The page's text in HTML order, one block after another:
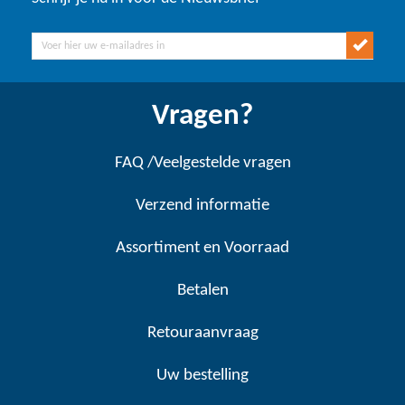
Vragen?
FAQ /Veelgestelde vragen
Verzend informatie
Assortiment en Voorraad
Betalen
Retouraanvraag
Uw bestelling